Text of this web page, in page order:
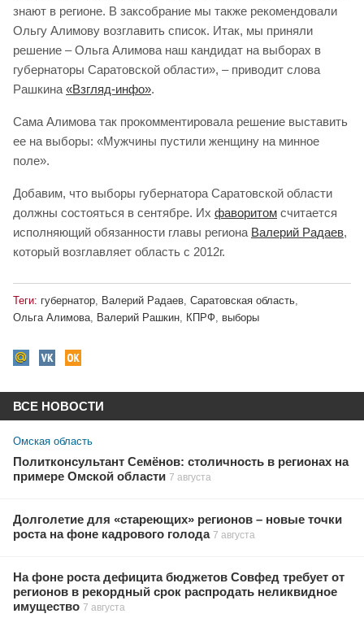
знают в регионе. В заксобрание мы также рекомендовали
Ольгу Алимову возглавить список. Итак, мы приняли
решение – Ольга Алимова наш кандидат на выборах в
губернаторы Саратовской области», – приводит слова
Рашкина «Взгляд-инфо».
Сама Алимова так прокомментировала решение выставить
ее на выборы: «Мужчины пустили женщину на минное
поле».
Добавим, что выборы губернатора Саратовской области
должны состояться в сентябре. Их фаворитом считается
исполняющий обязанности главы региона Валерий Радаев,
который возглавляет область с 2012г.
Теги: губернатор Валерий Радаев Саратовская область
Ольга Алимова
Валерий Рашкин КПРФ выборы
ВСЕ НОВОСТИ
Омская область
Политконсультант Семёнов: столичность в регионах на
примере Омской области 7 августа
Долголетие для «стареющих» регионов – новые точки
роста на фоне кадрового голода 7 августа
На фоне роста дефицита бюджетов Совфед требует от
регионов в рекордный срок распродать неликвидное
имущество 7 августа